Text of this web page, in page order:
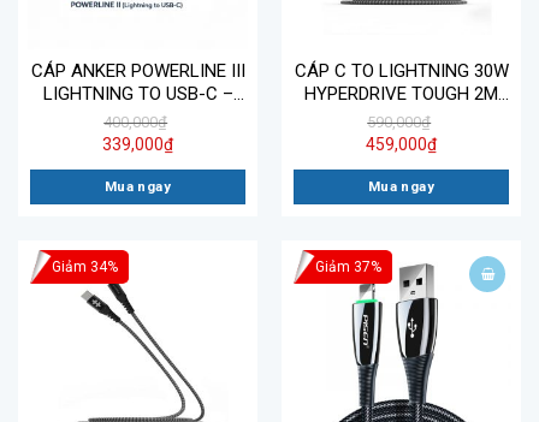
CÁP ANKER POWERLINE III
LIGHTNING TO USB-C –
DÀI 0.9M – A8832
400,000₫
339,000₫
Mua ngay
CÁP C TO LIGHTNING 30W
HYPERDRIVE TOUGH 2M
MFI IPHONE/IPAD HD-
CLB523
590,000₫
459,000₫
Mua ngay
Giảm 34% Giảm 37%